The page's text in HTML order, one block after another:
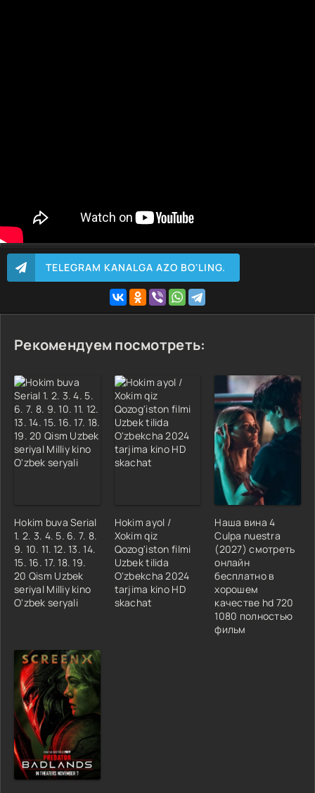
TELEGRAM KANALGA AZO BO'LING.
Рекомендуем посмотреть:
Hokim buva Serial
1. 2. 3. 4. 5. 6. 7. 8.
9. 10. 11. 12. 13. 14.
15. 16. 17. 18. 19.
20 Qism Uzbek
seriyal Milliy kino
O'zbek seryali
Hokim ayol /
Xokim qiz
Qozog'iston filmi
Uzbek tilida
O'zbekcha 2024
tarjima kino HD
skachat
Наша вина 4
Culpa nuestra
(2027) смотреть
онлайн
бесплатно в
хорошем
качестве hd 720
1080 полностью
фильм